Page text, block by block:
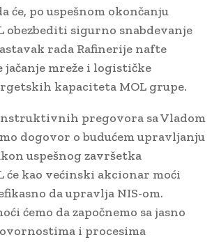
će, po uspešnom okončanju
obezbediti sigurno snabdevanje
rada Rafinerije nafte
jačanje mreže i logističke
kapaciteta MOL grupe.
pregovora sa Vladom
dogovor o budućem upravljanju
uspešnog završetka
će kao većinski akcionar moći
da upravlja NIS-om.
ćemo da započnemo sa jasno
i procesima